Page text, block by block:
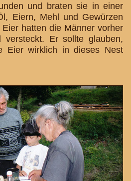
und braten sie in einer
Eiern, Mehl und Gewürzen
hatten die Männer vorher
Er sollte glauben,
Eier wirklich in dieses Nest